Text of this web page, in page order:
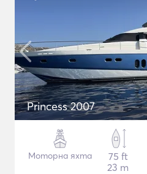
Princess 2007
Моторна яхта
75 ft
23 m